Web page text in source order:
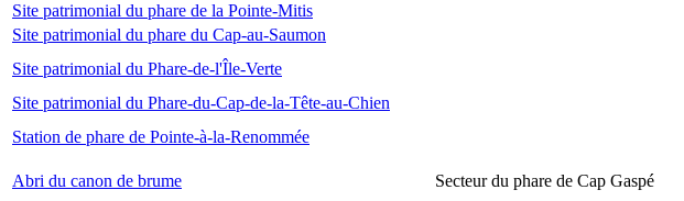
Site patrimonial du phare de la Pointe-Mitis
Site patrimonial du phare du Cap-au-Saumon
Site patrimonial du Phare-de-l'Île-Verte
Site patrimonial du Phare-du-Cap-de-la-Tête-au-Chien
Station de phare de Pointe-à-la-Renommée
Abri du canon de brume Secteur du phare de Cap Gaspé